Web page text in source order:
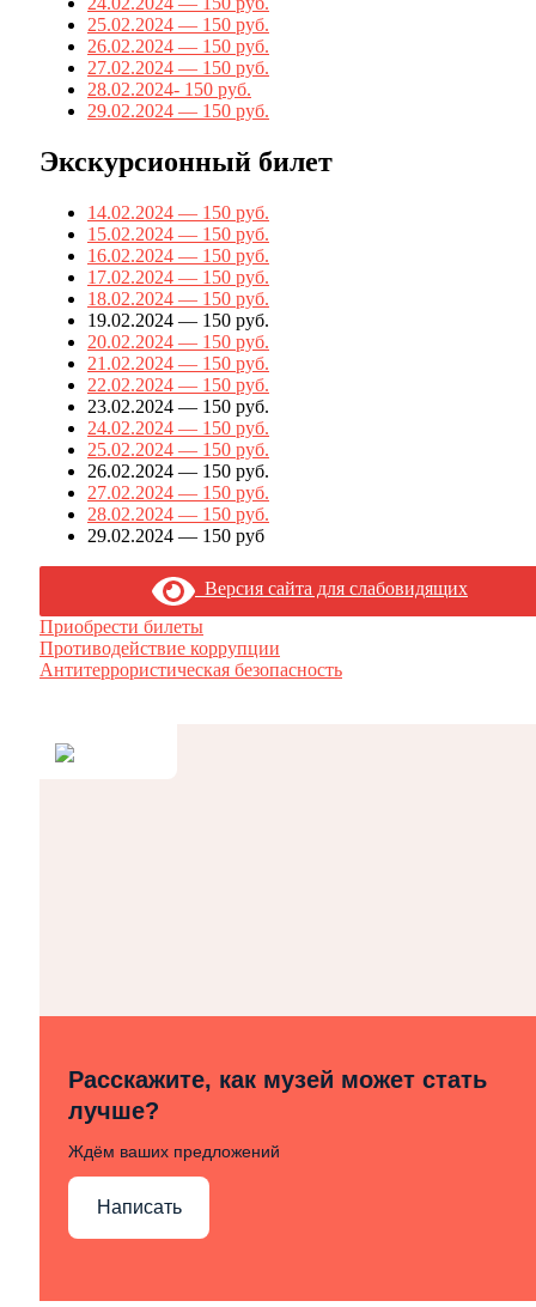
25.02.2024 — 150 руб.
26.02.2024 — 150 руб.
27.02.2024 — 150 руб.
28.02.2024- 150 руб.
29.02.2024 — 150 руб.
Экскурсионный билет
14.02.2024 — 150 руб.
15.02.2024 — 1 50 руб.
16.02.2024 — 150 руб.
17.02.2024 — 150 руб.
18.02.2024 — 150 руб.
19.02.2024 — 150 руб.
20.02.2024 — 150 руб.
21.02.2024 — 150 руб.
22.02.2024 — 150 руб.
23.02.2024 — 150 руб.
24.02.2024 — 150 руб.
25.02.2024 — 150 руб.
26.02.2024 — 150 руб.
27.02.2024 — 150 руб.
28.02.2024 — 150 руб.
29.02.2024 — 150 руб
Версия сайта для слабовидящих
Приобрести билеты
Противодействие коррупции
Антитеррористическая безопасность
Расскажите, как музей может стать
лучше?
Ждём ваших предложений
Написать